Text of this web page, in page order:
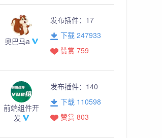
奥巴马a
发布插件： 17
下载 247933
赞赏 759
前端组件开
发
发布插件： 140
下载 110598
赞赏 803